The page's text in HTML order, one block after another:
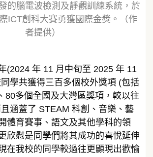
的腦電波檢測及靜觀訓練系統，於
ICT創科大賽勇獲國際金獎。（作
者提供）
(2024 年 11 月中旬至 2025 年 11
學共獲得三百多個校外獎項 (包括
80多個全國及大灣區獎項，較以往
涵蓋了 STEAM 科創、音樂、藝
體育賽事、語文及其他學科的領
欣慰是同學們將其成功的喜悅延伸
在我校的同學較過往更顯現出歡愉